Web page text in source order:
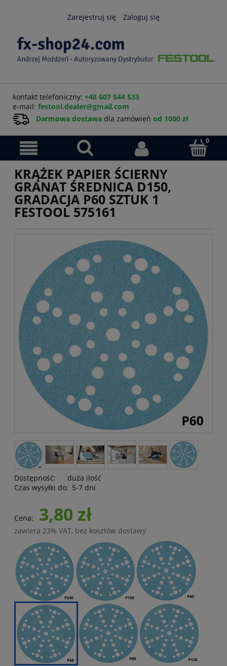
Zarejestruj się Zaloguj się
kontakt telefoniczny: +48 607 544 533
e-mail: festool.dealer@gmail.com
Darmowa dostawa dla zamówień od 1000 zł
KRĄŻEK PAPIER ŚCIERNY
GRANAT ŚREDNICA D150,
GRADACJA P60 SZTUK 1
FESTOOL 575161
Dostępność:
duża ilość
Czas wysyłki do: 5-7 dni
Cena: 3,80 zł
zawiera 23% VAT, bez kosztów dostawy